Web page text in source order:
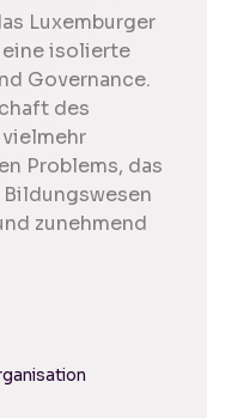
Luxemburger
isolierte
Governance.
des
Problems, das
zunehmend